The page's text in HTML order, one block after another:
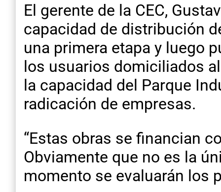
El gerente de la CEC,
capacidad de distribución
una primera etapa y luego
los usuarios domiciliados
la capacidad del Parque
radicación de empresas.
“Estas obras se financian
Obviamente que no es la
momento se evaluarán los